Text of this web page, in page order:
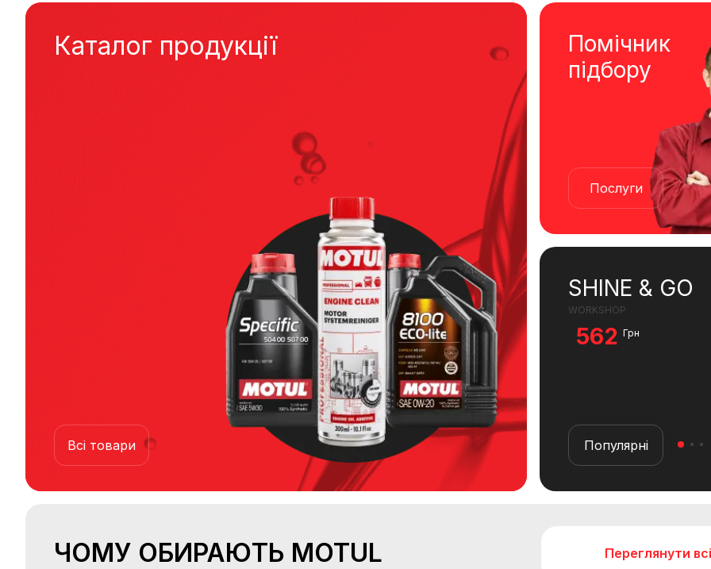
Каталог продукції
Всі товари
Помічник
підбору
Послуги
Hydraulic Lifter Care
Додатки до моторної оливи
Популярні
SHINE & GO
WORKSHOP
562 Грн
Популярні
ЧОМУ ОБИРАЮТЬ MOTUL Переглянути всі